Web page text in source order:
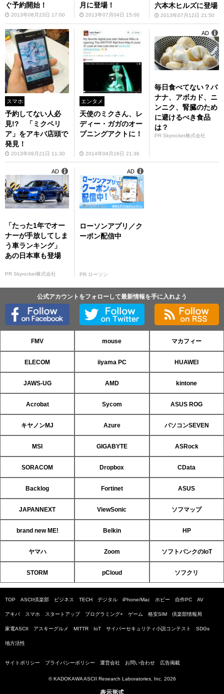
ぐ予約開始！
2013年08月23日 17:00
月に登場！
2013年07月04日 15:00
六本木ヒルズに登場
2013年07月12日 21:50
スマホ
予約してない人必
見!? 「ミクペリ
ア」をアキバ店頭で
発見！
2013年09月21日 11:30
エンタメ
天使のミクさん、レ
ディー・ガガのオー
プニングアクトに！
2014年04月16日 21:36
毎日食べてない？バ
ナナ、アボカド、ニ
ンニク、腎臓のため
に避けるべき食品
は？
PR Skyrocket株式会社
AD
「たった1年でオー
ナーが手放してしま
う車ランキング」
あの日本車も登場
PR Skyrocket株式会社
AD
ローソンアプリ／ク
ーポン配信中
PR ローソン
AD
公式アカウントをフォローして最新情報を手に入れよう
FMV mouse マカフィー
ELECOM iiyama PC HUAWEI
JAWS-UG AMD kintone
Acrobat Sycom ASUS ROG
キヤノンMJ Azure パソコンSEVEN
MSI GIGABYTE ASRock
SORACOM Dropbox CData
Backlog Fortinet ASUS
JAPANNEXT ViewSonic ソフマップ
brand new ME! Belkin HP
ヤマハ Zoom ソフトバンクのIoT
STORM pCloud ソフクリ
TOP ASCII倶楽部 ビジネス TECH デジタル iPhone/Mac ホビー 自作PC AV
アキバ スマホ スタートアップ プログラミング+ ゲーム 格安SIM 倶楽部情報局
家電ASCII アスキーグルメ MITTR IoT サイバーセキュリティ小説コンテスト SDGs
地方活性
サイトポリシー プライバシーポリシー 運営会社 お問い合わせ 広告掲載
© KADOKAWA ASCII Research Laboratories, Inc. 2026
表示形式